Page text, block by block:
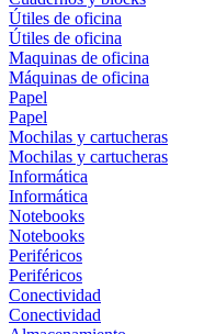
Útiles de oficina
Útiles de oficina
Maquinas de oficina
Máquinas de oficina
Papel
Papel
Mochilas y cartucheras
Mochilas y cartucheras
Informática
Informática
Notebooks
Notebooks
Periféricos
Periféricos
Conectividad
Conectividad